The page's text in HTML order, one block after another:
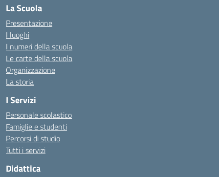
La Scuola
Presentazione
I luoghi
I numeri della scuola
Le carte della scuola
Organizzazione
La storia
I Servizi
Personale scolastico
Famiglie e studenti
Percorsi di studio
Tutti i servizi
Didattica